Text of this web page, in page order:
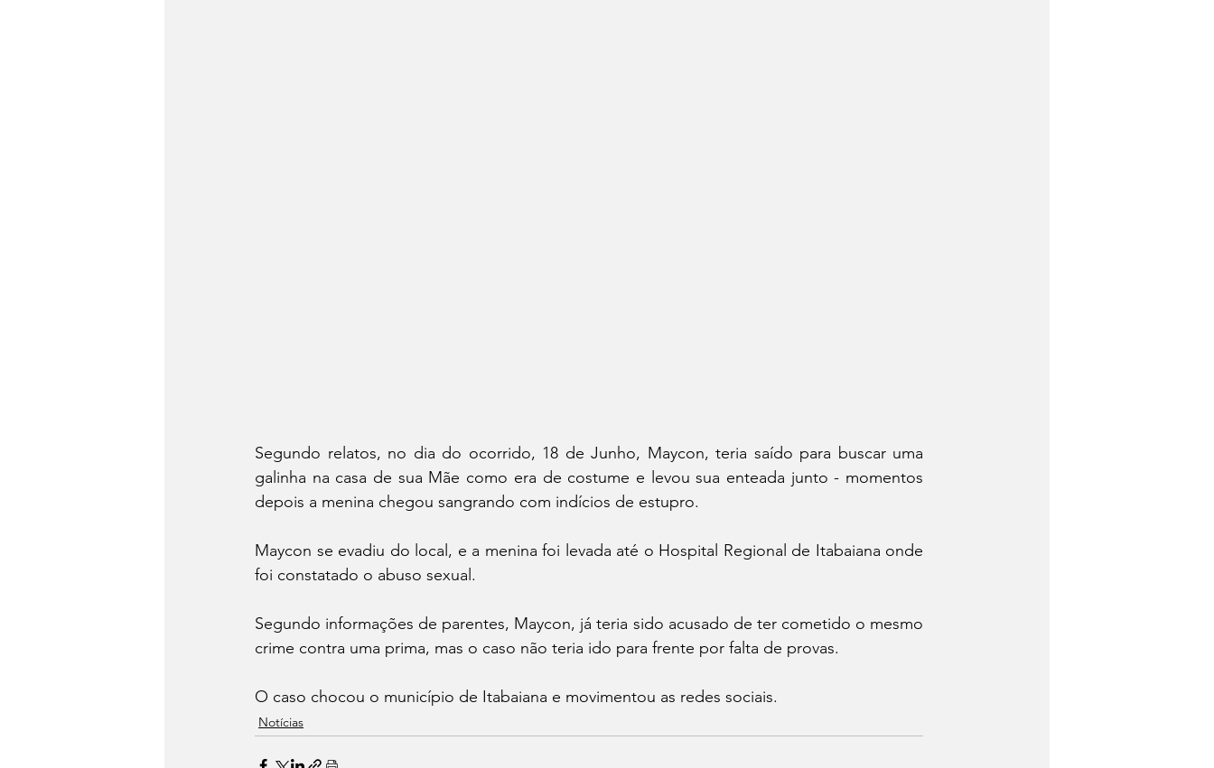
Segundo relatos, no dia do ocorrido, 18 de Junho, Maycon, teria saído para buscar uma
galinha na casa de sua Mãe como era de costume e levou sua enteada junto - momentos
depois a menina chegou sangrando com indícios de estupro.
Maycon se evadiu do local, e a menina foi levada até o Hospital Regional de Itabaiana onde
foi constatado o abuso sexual.
Segundo informações de parentes, Maycon, já teria sido acusado de ter cometido o mesmo
crime contra uma prima, mas o caso não teria ido para frente por falta de provas.
O caso chocou o município de Itabaiana e movimentou as redes sociais.
Notícias